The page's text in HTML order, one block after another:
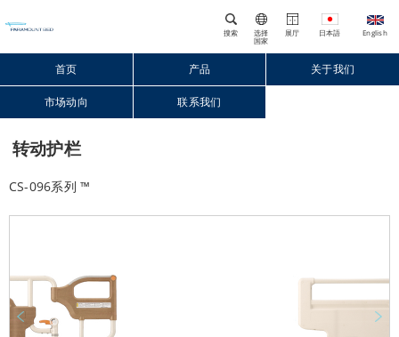
搜索
选择
国家
展厅
Close
首页 产品 关于我们
市场动向 联系我们
转动护栏
CS-096系列 ™
Prev